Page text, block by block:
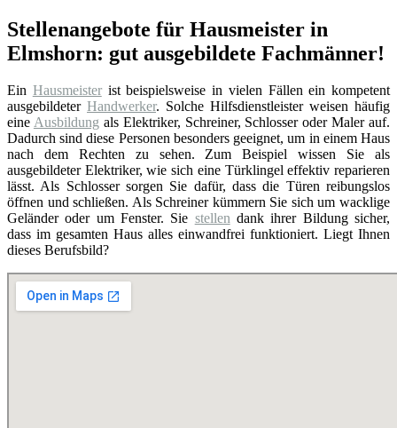
Stellenangebote für Hausmeister in
Elmshorn: gut ausgebildete Fachmänner!
Ein Hausmeisterist beispielsweise in vielen Fällen ein kompetent
ausgebildeter Handwerker. Solche Hilfsdienstleister weisen häufig
eine Ausbildungals Elektriker, Schreiner, Schlosser oder Maler auf.
Dadurch sind diese Personen besonders geeignet, um in einem Haus
nach dem Rechten zu sehen. Zum Beispiel wissen Sie als
ausgebildeter Elektriker, wie sich eine Türklingel effektiv reparieren
lässt. Als Schlosser sorgen Sie dafür, dass die Türen reibungslos
öffnen und schließen. Als Schreiner kümmern Sie sich um wacklige
Geländer oder um Fenster. Sie stellendank ihrer Bildung sicher,
dass im gesamten Haus alles einwandfrei funktioniert. Liegt Ihnen
dieses Berufsbild?